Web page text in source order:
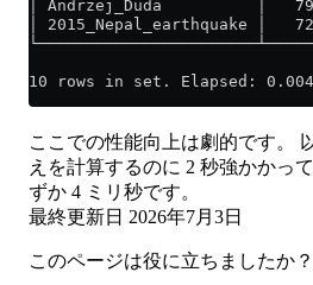
│ Andrzej_Duda          │
│ 2015_Nepal_earthquake │
10 rows in set. Elapsed:
ここでの性能向上は劇的です。
えを計算するのに 2 秒強かかっ
ずか 4 ミリ秒です。
最終更新日 2026年7月3日
このページは役に立ちましたか？